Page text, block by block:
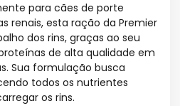
para cães de porte
renais, esta ração da Premier
dos rins, graças ao seu
de alta qualidade em
Sua formulação busca
todos os nutrientes
os rins.